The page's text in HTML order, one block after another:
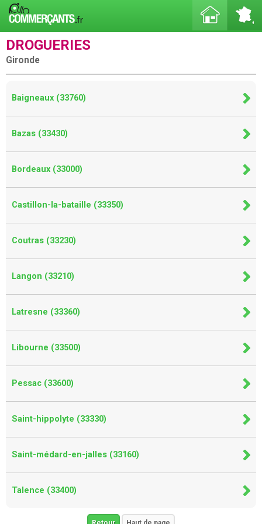
DROGUERIES
Gironde
Baigneaux (33760)
Bazas (33430)
Bordeaux (33000)
Castillon-la-bataille (33350)
Coutras (33230)
Langon (33210)
Latresne (33360)
Libourne (33500)
Pessac (33600)
Saint-hippolyte (33330)
Saint-médard-en-jalles (33160)
Talence (33400)